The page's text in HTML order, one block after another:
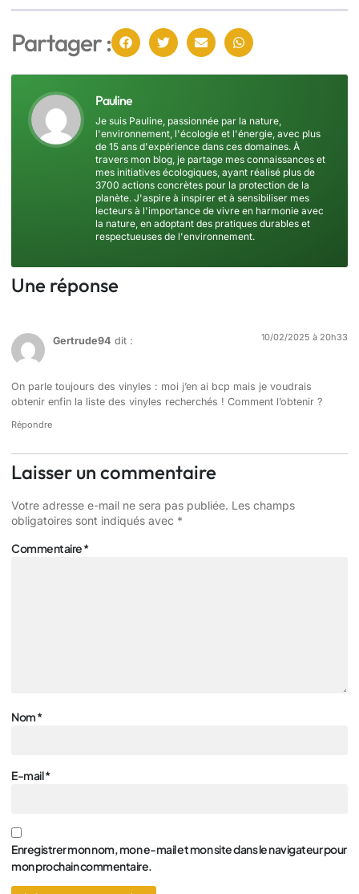
Partager :
Pauline
Je suis Pauline, passionnée par la nature,
l'environnement, l'écologie et l'énergie, avec plus
de 15 ans d'expérience dans ces domaines. À
travers mon blog, je partage mes connaissances et
mes initiatives écologiques, ayant réalisé plus de
3700 actions concrètes pour la protection de la
planète. J'aspire à inspirer et à sensibiliser mes
lecteurs à l'importance de vivre en harmonie avec
la nature, en adoptant des pratiques durables et
respectueuses de l'environnement.
Une réponse
Gertrude94 dit : 10/02/2025 à 20h33
On parle toujours des vinyles : moi j’en ai bcp mais je voudrais
obtenir enfin la liste des vinyles recherchés ! Comment l’obtenir ?
Répondre
Laisser un commentaire
Votre adresse e-mail ne sera pas publiée. Les champs
obligatoires sont indiqués avec *
Commentaire*
Nom*
E-mail*
Enregistrer mon nom, mon e-mail et mon site dans le navigateur pour
mon prochain commentaire.